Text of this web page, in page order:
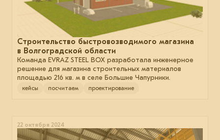
Строительство быстровозводимого магазина
в Волгоградской области
Команда EVRAZ STEEL BOX разработала инженерное
решение для магазина строительных материалов
площадью 216 кв. м в селе Большие Чапурники.
кейсы посчитаем проектирование
22 октября 2024